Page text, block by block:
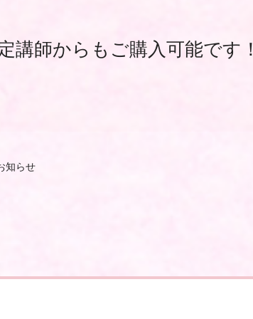
講師からもご購入可能です！
知らせ